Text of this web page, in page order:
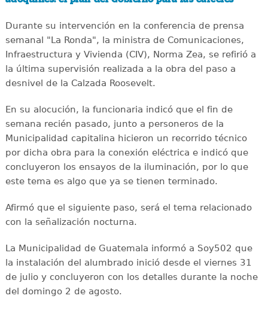
Durante su intervención en la conferencia de prensa
semanal "La Ronda", la ministra de Comunicaciones,
Infraestructura y Vivienda (CIV), Norma Zea, se refirió a
la última supervisión realizada a la obra del paso a
desnivel de la Calzada Roosevelt.
En su alocución, la funcionaria indicó que el fin de
semana recién pasado, junto a personeros de la
Municipalidad capitalina hicieron un recorrido técnico
por dicha obra para la conexión eléctrica e indicó que
concluyeron los ensayos de la iluminación, por lo que
este tema es algo que ya se tienen terminado.
Afirmó que el siguiente paso, será el tema relacionado
con la señalización nocturna.
La Municipalidad de Guatemala informó a Soy502 que
la instalación del alumbrado inició desde el viernes 31
de julio y concluyeron con los detalles durante la noche
del domingo 2 de agosto.